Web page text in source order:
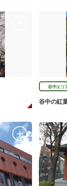
谷中エリ
谷中の紅